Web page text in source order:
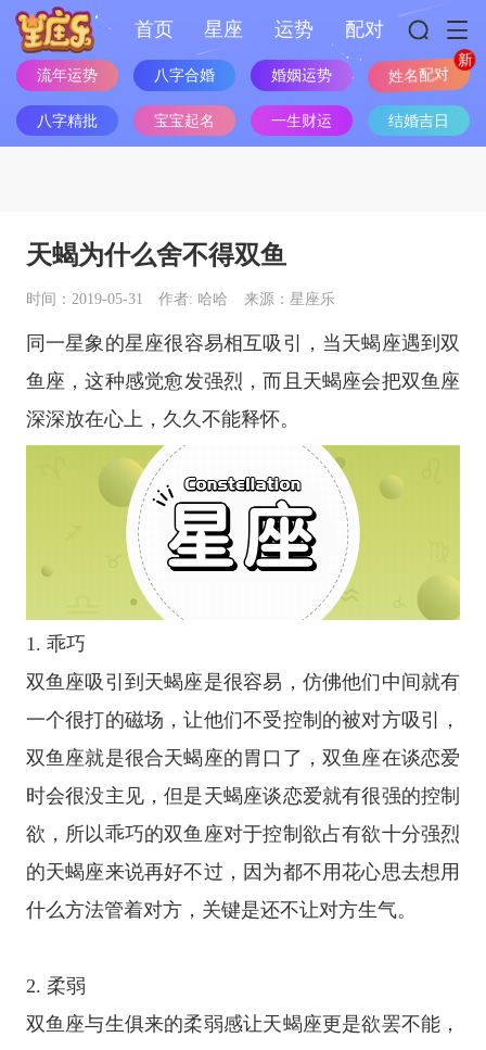
首页 星座 运势 配对
流年运势 八字合婚 婚姻运势 姓名配对
八字精批 宝宝起名 一生财运 结婚吉日
天蝎为什么舍不得双鱼
时间：2019-05-31 作者: 哈哈 来源：星座乐
同一星象的星座很容易相互吸引，当天蝎座遇到双
鱼座 ，这种感觉愈发强烈，而且 天蝎座会把双鱼座
深深放在心上，久久不能释怀。
1. 乖巧
双鱼座吸引到天蝎座是很容易，仿佛他们中间就有
一个很打的磁场，让他们不受控制的被对方吸引，
双鱼座就是很合天蝎座的胃口了，双鱼座在谈恋爱
时会很没主见，但是天蝎座谈恋爱就有很强的控制
欲，所以乖巧的双鱼座对于控制欲占有欲十分强烈
的天蝎座来说再好不过，因为都不用花心思去想用
什么方法管着对方，关键是还不让对方生气。
2. 柔弱
双鱼座与生俱来的柔弱感让天蝎座更是欲罢不能，